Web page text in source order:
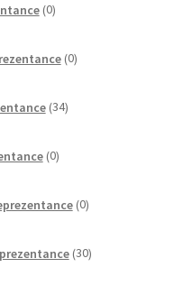
0izdelkov
0izdelkov
34izdelkov
0izdelkov
0izdelkov
30izdelkov